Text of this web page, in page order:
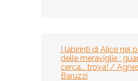
I labirinti di Alice nel
delle meraviglie :
cerca... trova! /
Baruzzi